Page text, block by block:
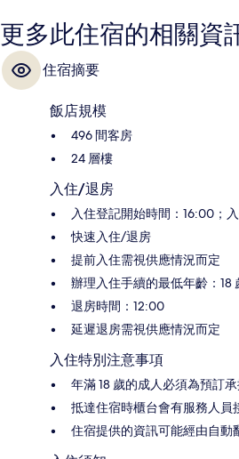
更多此住宿的相關資
住宿摘要
飯店規模
496 間客房
24 層樓
入住/退房
入住登記開始時間：16:00；
快速入住/退房
提前入住需視供應情況而定
辦理入住手續的最低年齡：18
退房時間：12:00
延遲退房需視供應情況而定
入住特別注意事項
年滿 18 歲的成人必須為預訂
抵達住宿時櫃台會有服務人員
住宿提供的資訊可能經由自動